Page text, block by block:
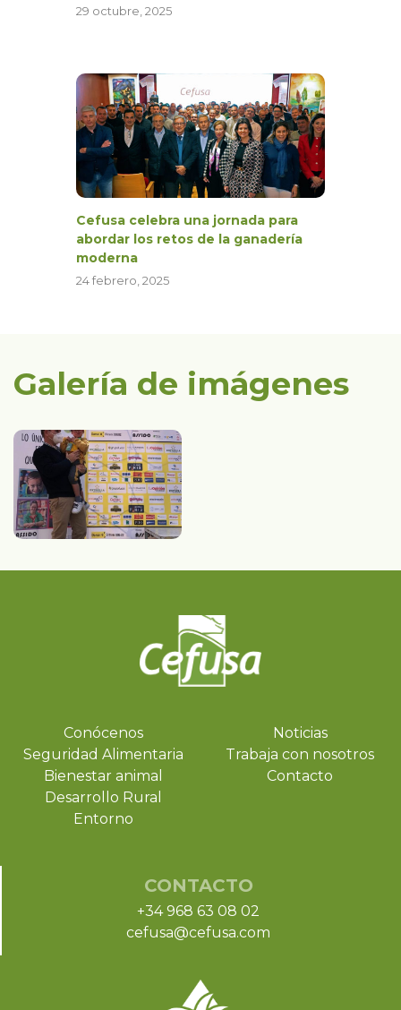
29 octubre, 2025
Cefusa celebra una jornada para
abordar los retos de la ganadería
moderna
24 febrero, 2025
Galería de imágenes
Conócenos
Seguridad Alimentaria
Bienestar animal
Desarrollo Rural
Entorno
Noticias
Trabaja con nosotros
Contacto
CONTACTO
+34 968 63 08 02
cefusa@cefusa.com